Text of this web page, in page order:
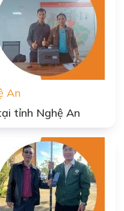
An
tỉnh Nghệ An